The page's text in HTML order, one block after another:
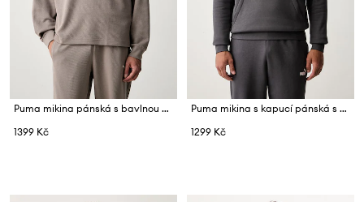
Puma mikina pánská s bavlnou Essentials Elevated
1399 Kč
Puma mikina s kapucí pánská s bavlnou Essentials
1299 Kč